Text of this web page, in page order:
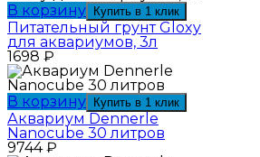
В корзину Купить в 1 клик
Питательный грунт Gloxy
для аквариумов, 3л
1698 ₽
В корзину Купить в 1 клик
Аквариум Dennerle
Nanocube 30 литров
9744₽